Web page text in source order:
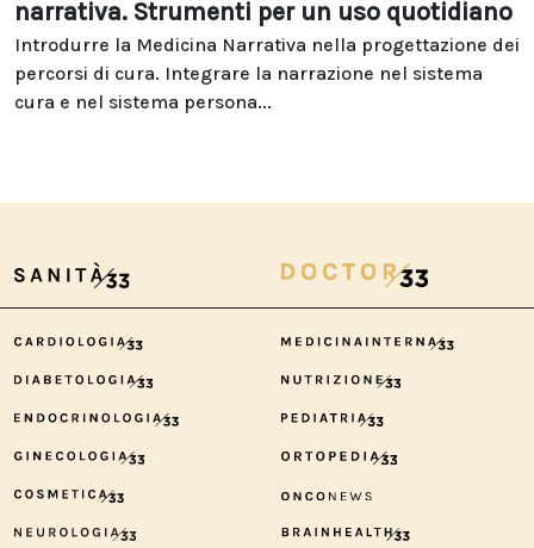
narrativa. Strumenti per un uso quotidiano
Introdurre la Medicina Narrativa nella progettazione dei
percorsi di cura. Integrare la narrazione nel sistema
cura e nel sistema persona...